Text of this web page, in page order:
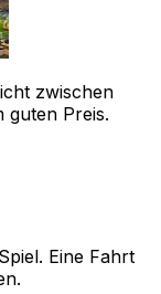
zwischen
guten Preis.
Eine Fahrt